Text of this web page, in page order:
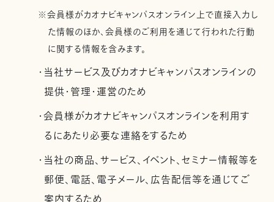
※会員様がカオナビキャンパスオンライン上で直接入力し
た情報のほか、会員様のご利用を通じて行われた行動
に関する情報を含みます。
・当社サービス及びカオナビキャンパスオンラインの
提供・管理・運営のため
・会員様がカオナビキャンパスオンラインを利用す
るにあたり必要な連絡をするため
・当社の商品、サービス、イベント、セミナー情報等を
郵便、電話、電子メール、広告配信等を通じてご